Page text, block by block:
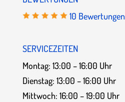
10 Bewertungen
SERVICEZEITEN
Montag: 13:00 – 16:00 Uhr
Dienstag: 13:00 – 16:00 Uhr
Mittwoch: 16:00 – 19:00 Uhr